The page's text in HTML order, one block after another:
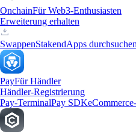
OnchainFür Web3-Enthusiasten
Erweiterung erhalten
SwappenStakendApps durchsuchen
PayFür Händler
Händler-Registrierung
Pay-TerminalPay SDK